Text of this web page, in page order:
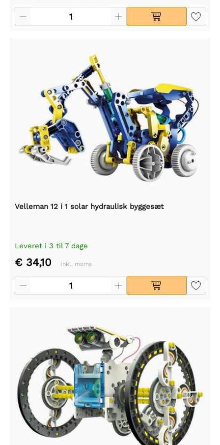
Velleman 12 i 1 solar hydraulisk byggesæt
Leveret i 3 til 7 dage
€ 34,10 Inkl. moms